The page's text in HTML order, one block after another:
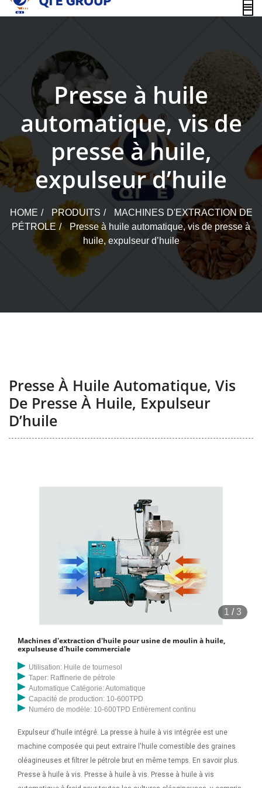
content
Presse à huile
automatique, vis de
presse à huile,
expulseur d’huile
HOME PRODUITS
MACHINES D'EXTRACTION DE
PÉTROLE
Presse à huile automatique, vis de presse à
huile, expulseur d’huile
Presse À Huile Automatique, Vis
De Presse À Huile, Expulseur
D’huile
1 /3
Machines d'extraction d'huile pour usine de moulin à huile,
expulseuse d'huile commerciale
Utilisation: Huile de tournesol
Taper: Raffinerie de pétrole
Automatique Catégorie: Automatique
Capacité de production: 10-600TPD
Numéro de modèle: 10-600TPD Entièrement continu
Expulseur d'huile intégré. La presse à huile à vis intégrée est une
machine composée qui peut extraire l'huile comestible des graines
oléagineuses et filtrer le pétrole brut en même temps. En savoir plus.
Presse à huile à vis. Presse à huile à vis. Presse à huile à vis